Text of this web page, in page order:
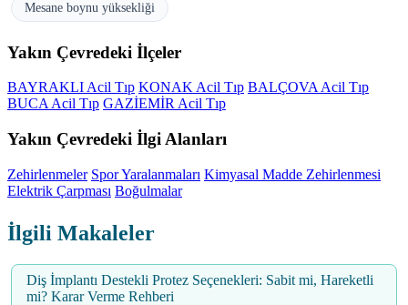
Mesane boynu yüksekliği
Yakın Çevredeki İlçeler
BAYRAKLI Acil Tıp KONAK Acil Tıp BALÇOVA Acil Tıp
BUCA Acil Tıp GAZİEMİR Acil Tıp
Yakın Çevredeki İlgi Alanları
Zehirlenmeler Spor Yaralanmaları Kimyasal Madde Zehirlenmesi
Elektrik Çarpması Boğulmalar
İlgili Makaleler
Diş İmplantı Destekli Protez Seçenekleri: Sabit mi, Hareketli
mi? Karar Verme Rehberi